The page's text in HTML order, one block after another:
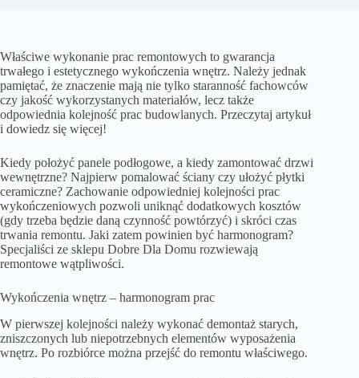
Właściwe wykonanie prac remontowych to gwarancja
trwałego i estetycznego wykończenia wnętrz. Należy jednak
pamiętać, że znaczenie mają nie tylko staranność fachowców
czy jakość wykorzystanych materiałów, lecz także
odpowiednia kolejność prac budowlanych. Przeczytaj artykuł
i dowiedz się więcej!
Kiedy położyć panele podłogowe, a kiedy zamontować drzwi
wewnętrzne? Najpierw pomalować ściany czy ułożyć płytki
ceramiczne? Zachowanie odpowiedniej kolejności prac
wykończeniowych pozwoli uniknąć dodatkowych kosztów
(gdy trzeba będzie daną czynność powtórzyć) i skróci czas
trwania remontu. Jaki zatem powinien być harmonogram?
Specjaliści ze sklepu Dobre Dla Domu rozwiewają
remontowe wątpliwości.
Wykończenia wnętrz – harmonogram prac
W pierwszej kolejności należy wykonać demontaż starych,
zniszczonych lub niepotrzebnych elementów wyposażenia
wnętrz. Po rozbiórce można przejść do remontu właściwego.